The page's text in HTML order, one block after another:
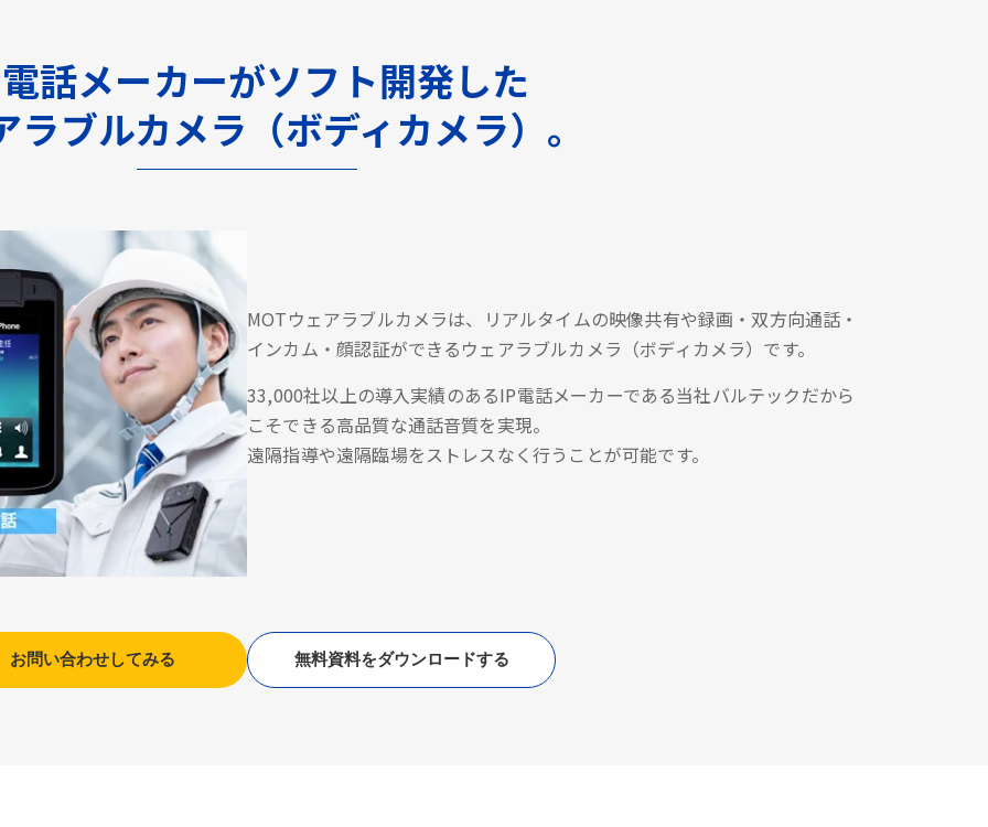
話メーカーがソフト開発した
ラブルカメラ（ボディカメラ）。
MOTウェアラブルカメラは、リアルタイムの映像共有や録画・双方向通話・
インカム・顔認証ができるウェアラブルカメラ（ボディカメラ）です。
33,000社以上の導入実績のあるIP電話メーカーである当社バルテックだから
こそできる高品質な通話音質を実現。
遠隔指導や遠隔臨場をストレスなく行うことが可能です。
お問い合わせしてみる 無料資料をダウンロードする